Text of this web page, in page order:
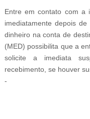
Entre em contato com a
imediatamente depois
dinheiro na conta de
(MED) possibilita que a
solicite a imediata
recebimento, se houver
-